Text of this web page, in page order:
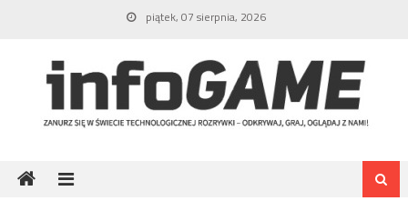
piątek, 07 sierpnia, 2026